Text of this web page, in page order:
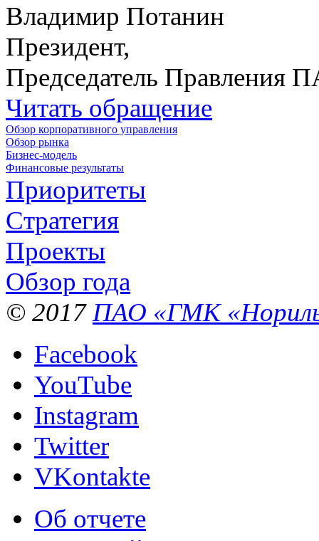
Владимир Потанин
Президент,
Председатель Правления
Читать обращение
Обзор корпоративного управления
Обзор рынка
Бизнес-модель
Финансовые результаты
Приоритеты
Стратегия
Проекты
Обзор года
© 2017 ПАО «ГМК
Facebook
YouTube
Instagram
Twitter
VKontakte
Об отчете